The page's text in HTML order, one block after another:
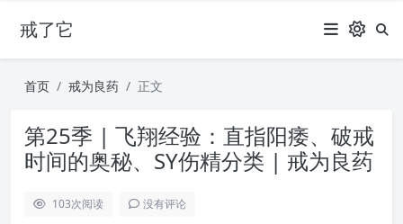
戒了它
首页 戒为良药 正文
第25季 | 飞翔经验：直指阳痿、破戒
时间的奥秘、SY伤精分类 | 戒为良药
103次阅读 没有评论